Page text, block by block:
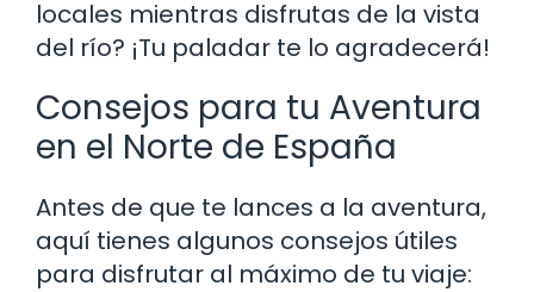
locales mientras disfrutas de la vista
del río? ¡Tu paladar te lo agradecerá!
Consejos para tu Aventura
en el Norte de España
Antes de que te lances a la aventura,
aquí tienes algunos consejos útiles
para disfrutar al máximo de tu viaje: